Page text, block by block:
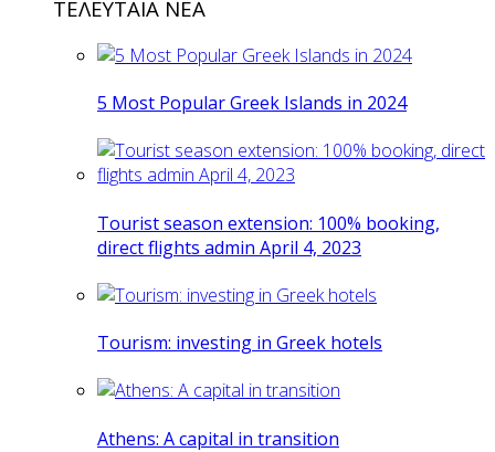
ΤΕΛΕΥΤΑΙΑ ΝΕΑ
5 Most Popular Greek Islands in 2024
Tourist season extension: 100% booking,
direct flights admin April 4, 2023
Tourism: investing in Greek hotels
Athens: A capital in transition